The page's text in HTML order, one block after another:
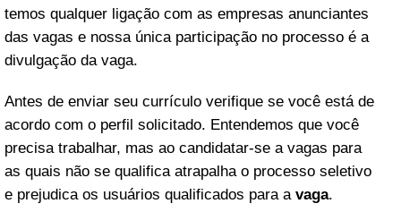
temos qualquer ligação com as empresas anunciantes
das vagas e nossa única participação no processo é a
divulgação da vaga.
Antes de enviar seu currículo verifique se você está de
acordo com o perfil solicitado. Entendemos que você
precisa trabalhar, mas ao candidatar-se a vagas para
as quais não se qualifica atrapalha o processo seletivo
e prejudica os usuários qualificados para a vaga.